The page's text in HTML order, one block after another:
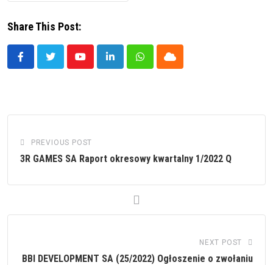
Share This Post:
YoutubeLinkedInWhatsappCloud
PREVIOUS POST
3R GAMES SA Raport okresowy kwartalny 1/2022 Q
NEXT POST
BBI DEVELOPMENT SA (25/2022) Ogłoszenie o zwołaniu